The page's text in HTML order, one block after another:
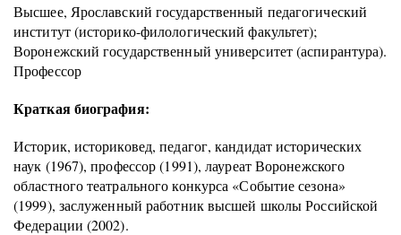
Высшее, Ярославский государственный педагогический
институт (историко-филологический факультет);
Воронежский государственный университет (аспирантура).
Профессор
Краткая биография:
Историк, историковед, педагог, кандидат исторических
наук (1967), профессор (1991), лауреат Воронежского
областного театрального конкурса «Событие сезона»
(1999), заслуженный работник высшей школы Российской
Федерации (2002).